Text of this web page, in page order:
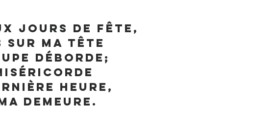
jours de fête,
sur ma tête
déborde;
heure,
demeure.